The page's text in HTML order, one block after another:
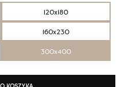
120x180
160x230
300x400